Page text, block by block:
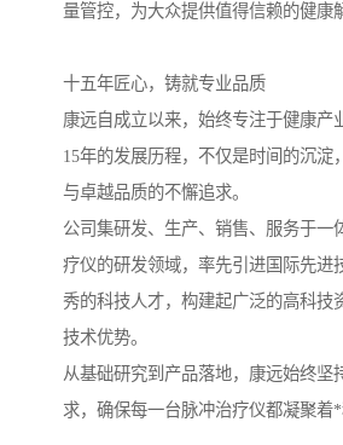
量管控，为大众提供值得信赖的健康
十五年匠心，铸就专业品质
康远自成立以来，始终专注于健康产
15年的发展历程，不仅是时间的沉淀
与卓越品质的不懈追求。
公司集研发、生产、销售、服务于一
疗仪的研发领域，率先引进国际先进
秀的科技人才，构建起广泛的高科技
技术优势。
从基础研究到产品落地，康远始终坚
求，确保每一台脉冲治疗仪都凝聚着*